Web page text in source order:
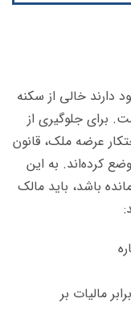
دارند خالی از سکنه
برای جلوگیری از
عرضه ملک، قانون
کرده‌اند. به این
باشد، باید مالک
مالیات بر